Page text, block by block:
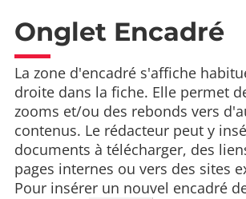
Onglet Encadré
La zone d'encadré s'affiche
droite dans la fiche. Elle permet
zooms et/ou des rebonds vers
contenus. Le rédacteur peut y
documents à télécharger, des
pages internes ou vers des sites
Pour insérer un nouvel encadré